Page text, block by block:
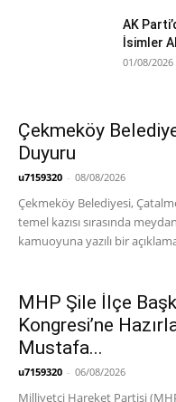
AK
İsimler
01/08/2026
Çekmeköy
Duyuru
u7159320 - 08/08/2026
Çekmeköy Belediyesi,
temel kazısı sırasında
kamuoyuna yazılı bir
MHP Şile İlçe
Kongresi’ne
Mustafa...
u7159320 - 06/08/2026
Milliyetçi Hareket Partisi